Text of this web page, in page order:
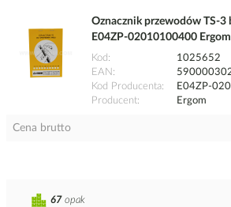
Oznacznik przewodów TS-3
E04ZP-02010100400 Ergom
Kod
1025652
EAN
Kod Producenta
E04ZP-
Producent
Ergom
Cena brutto
67 opak